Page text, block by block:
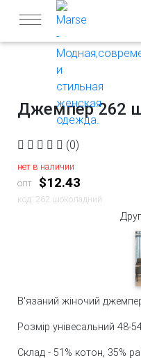
Джемпер 262
(0)
нет в наличии
опт $12.43
код: 262 шоколадний
В'язаний жіночий
Розмір унівесальний 48-
Склад - 51% котон, 35%